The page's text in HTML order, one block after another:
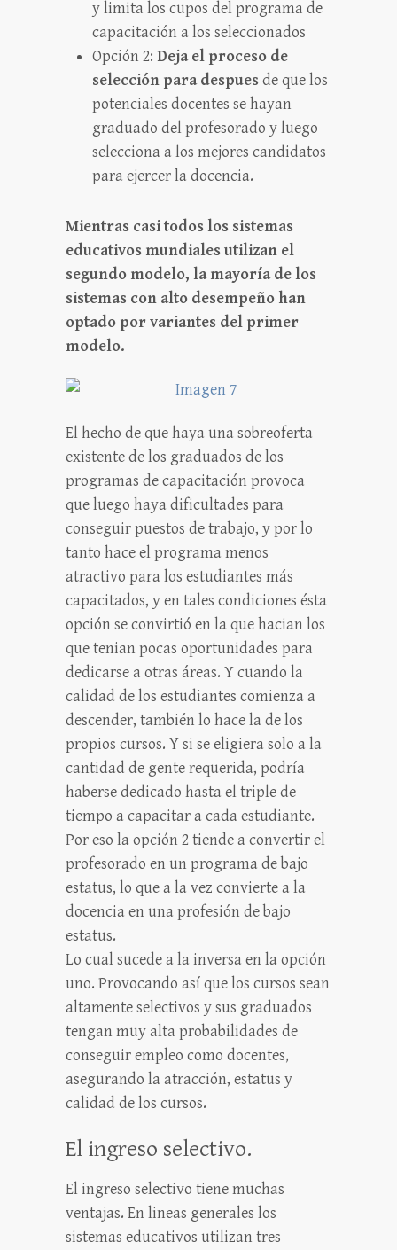
y limita los cupos del programa de
capacitación a los seleccionados
Opción 2: Deja el proceso de
selección para despuesde que los
potenciales docentes se hayan
graduado del profesorado y luego
selecciona a los mejores candidatos
para ejercer la docencia.
Mientras casi todos los sistemas
educativos mundiales utilizan el
segundo modelo, la mayoría de los
sistemas con alto desempeño han
optado por variantes del primer
modelo.
El hecho de que haya una sobreoferta
existente de los graduados de los
programas de capacitación provoca
que luego haya dificultades para
conseguir puestos de trabajo, y por lo
tanto hace el programa menos
atractivo para los estudiantes más
capacitados, y en tales condiciones ésta
opción se convirtió en la que hacian los
que tenian pocas oportunidades para
dedicarse a otras áreas. Y cuando la
calidad de los estudiantes comienza a
descender, también lo hace la de los
propios cursos. Y si se eligiera solo a la
cantidad de gente requerida, podría
haberse dedicado hasta el triple de
tiempo a capacitar a cada estudiante.
Por eso la opción 2 tiende a convertir el
profesorado en un programa de bajo
estatus, lo que a la vez convierte a la
docencia en una profesión de bajo
estatus.
Lo cual sucede a la inversa en la opción
uno. Provocando así que los cursos sean
altamente selectivos y sus graduados
tengan muy alta probabilidades de
conseguir empleo como docentes,
asegurando la atracción, estatus y
calidad de los cursos.
El ingreso selectivo.
El ingreso selectivo tiene muchas
ventajas. En lineas generales los
sistemas educativos utilizan tres